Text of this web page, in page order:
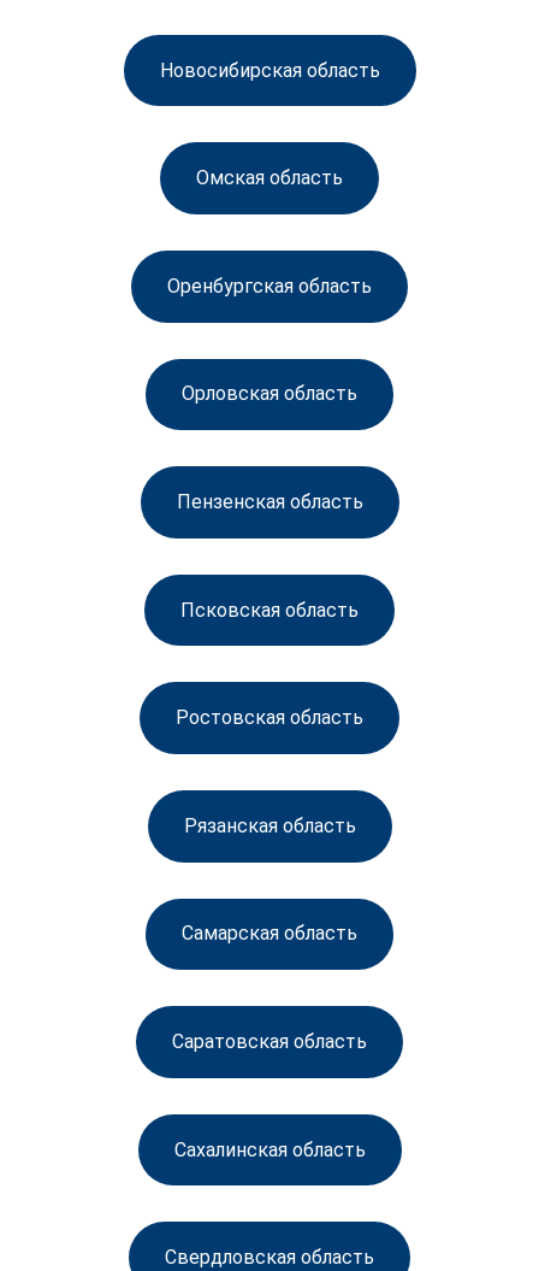
Новосибирская область
Омская область
Оренбургская область
Орловская область
Пензенская область
Псковская область
Ростовская область
Рязанская область
Самарская область
Саратовская область
Сахалинская область
Свердловская область